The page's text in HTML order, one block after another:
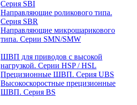
Серия SBI
Направляющие роликового типа.
Серия SBR
Направляющие микрошарикового
типа. Серии SMN/SMW
ШВП для приводов с высокой
нагрузкой. Серии HSP / HSL
Прецизионные ШВП. Серия UBS
Высокоскоростные прецизионные
ШВП. Серия BS